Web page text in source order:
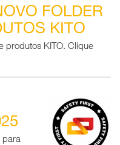
FOLDER
KITO
produtos KITO. Clique
para